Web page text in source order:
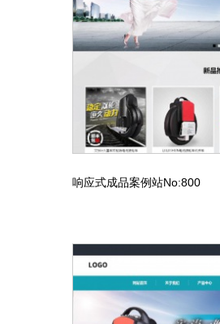
响应式成品案例站No:800